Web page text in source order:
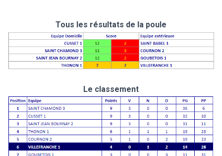
Tous les résultats de la poule
Le classement